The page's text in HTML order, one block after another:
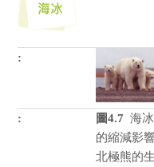
圖4.7 海冰
的縮減影
北極熊的生